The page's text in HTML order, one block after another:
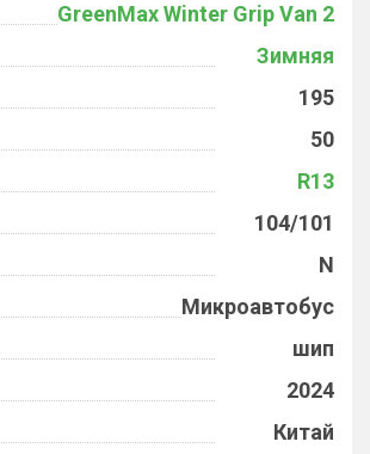
GreenMax Winter Grip Van 2
Зимняя
195
50
R13
104/101
N
Микроавтобус
шип
2024
Китай